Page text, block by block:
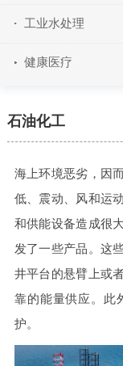
工业水处理
健康医疗
石油化工
海上环境恶劣，因
低、震动、风和运
和供能设备造成很
发了一些产品。这
井平台的悬臂上或
靠的能量供应。此
护。